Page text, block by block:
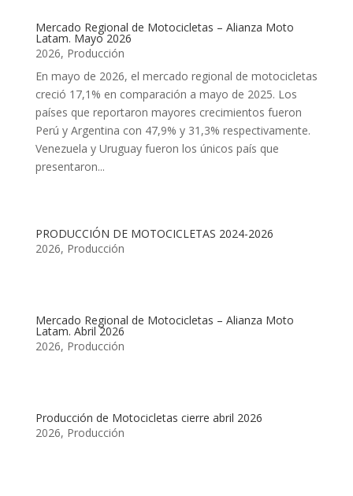
Mercado Regional de Motocicletas – Alianza Moto
Latam. Mayo 2026
2026, Producción
En mayo de 2026, el mercado regional de motocicletas
creció 17,1% en comparación a mayo de 2025. Los
países que reportaron mayores crecimientos fueron
Perú y Argentina con 47,9% y 31,3% respectivamente.
Venezuela y Uruguay fueron los únicos país que
presentaron...
PRODUCCIÓN DE MOTOCICLETAS 2024-2026
2026, Producción
Mercado Regional de Motocicletas – Alianza Moto
Latam. Abril 2026
2026, Producción
Producción de Motocicletas cierre abril 2026
2026, Producción